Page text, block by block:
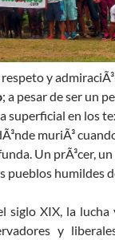
y
; a pesar de ser un
superficial en los
muriÃ³
Un prÃ³cer,
pueblos humildes
siglo XIX, la
y